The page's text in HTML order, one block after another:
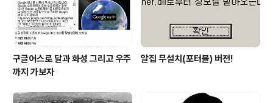
된 아래의 사진 한장은..
구글어스로 달과 화성 그리고 우주
까지 가보자
알집 무설치(포터블) 버전!